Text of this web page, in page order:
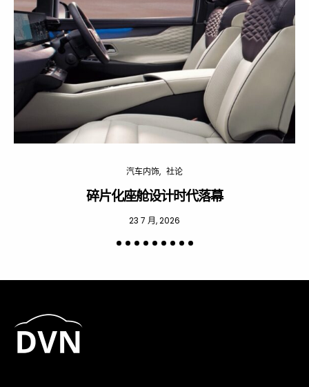
汽车内饰 社论
碎片化座舱设计时代落幕
23 7 月, 2026